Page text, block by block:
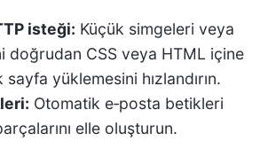
isteği: Küçük simgeleri veya
doğrudan CSS veya HTML içine
yüklemesini hızlandırın.
Otomatik e‑posta betikleri
elle oluşturun.